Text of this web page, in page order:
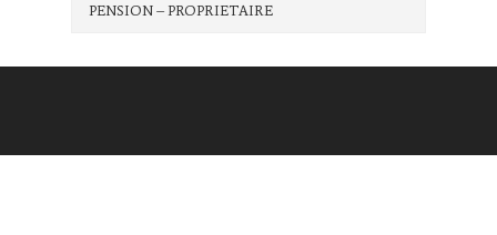
PENSION – PROPRIETAIRE